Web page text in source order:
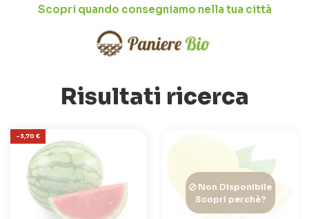
Scopri quando consegniamo nella tua città
Risultati ricerca
-3,70 €
Non Disponibile
Scopri perchè?